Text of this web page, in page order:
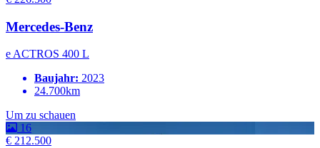
Mercedes-Benz
e ACTROS 400 L
Baujahr: 2023
24.700km
Um zu schauen
16
€ 212.500